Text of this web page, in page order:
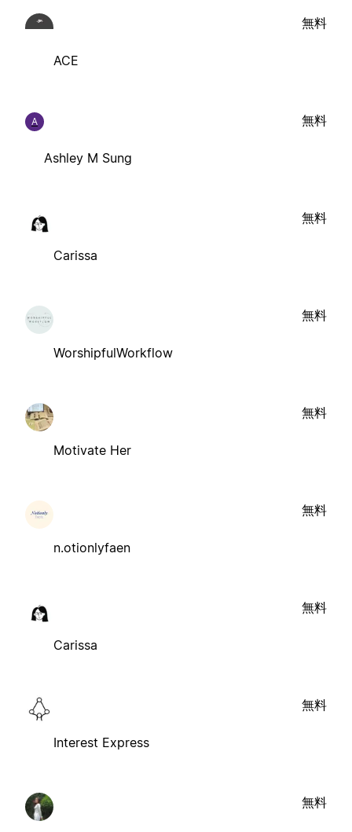
ACE
無料
A
Ashley M Sung
無料
Carissa
無料
WorshipfulWorkflow
無料
Motivate Her
無料
n.otionlyfaen
無料
Carissa
無料
Interest Express
無料
無料